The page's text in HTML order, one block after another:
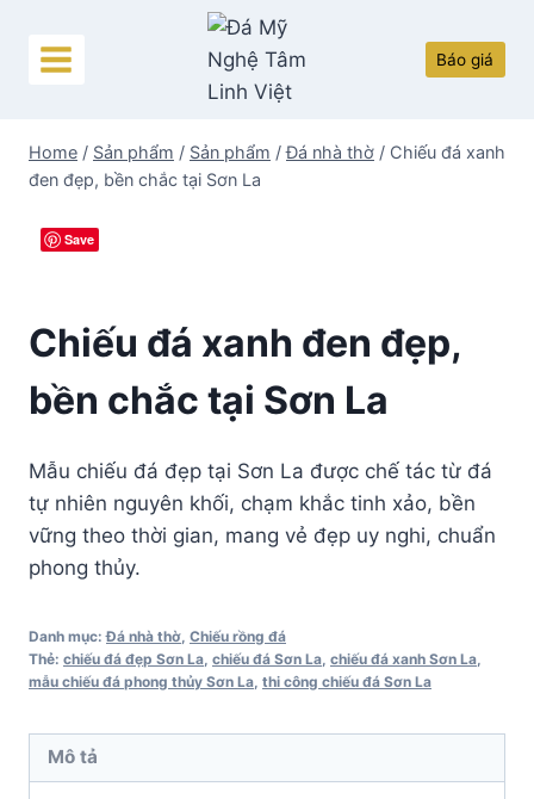
content
Báo giá
Home / Sản phẩm / Sản phẩm / Đá nhà thờ / Chiếu đá xanh
đen đẹp, bền chắc tại Sơn La
Save
Chiếu đá xanh đen đẹp,
bền chắc tại Sơn La
Mẫu chiếu đá đẹp tại Sơn La được chế tác từ đá
tự nhiên nguyên khối, chạm khắc tinh xảo, bền
vững theo thời gian, mang vẻ đẹp uy nghi, chuẩn
phong thủy.
Danh mục:Đá nhà thờ Chiếu rồng đá
Thẻ: chiếu đá đẹp Sơn La chiếu đá Sơn La chiếu đá xanh Sơn La
mẫu chiếu đá phong thủy Sơn La thi công chiếu đá Sơn La
Mô tả